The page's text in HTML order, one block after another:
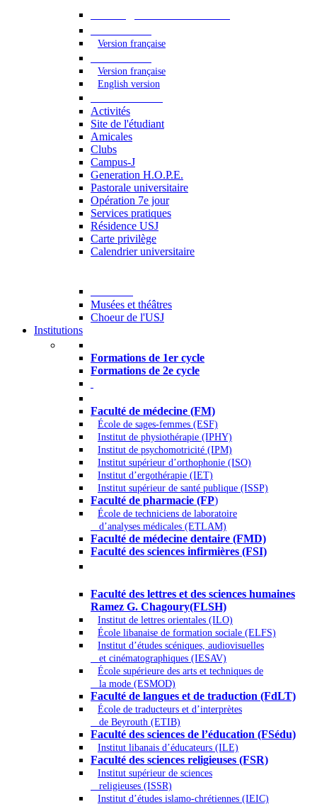
Version française
Version française
English version
Activités
Site de l'étudiant
Amicales
Clubs
Campus-J
Generation H.O.P.E.
Pastorale universitaire
Opération 7e jour
Services pratiques
Résidence USJ
Carte privilège
Calendrier universitaire
Musées et théâtres
Choeur de l'USJ
Institutions
Formations de 1er cycle
Formations de 2e cycle
Faculté de médecine (FM)
École de sages-femmes (ESF)
Institut de physiothérapie (IPHY)
Institut de psychomotricité (IPM)
Institut supérieur d’orthophonie (ISO)
Institut d’ergothérapie (IET)
Institut supérieur de santé publique (ISSP)
Faculté de pharmacie (FP)
École de techniciens de laboratoire
d’analyses médicales (ETLAM)
Faculté de médecine dentaire (FMD)
Faculté des sciences infirmières (FSI)
Faculté des lettres et des sciences humaines
Ramez G. Chagoury(FLSH)
Institut de lettres orientales (ILO)
École libanaise de formation sociale (ELFS)
Institut d’études scéniques, audiovisuelles
et cinématographiques (IESAV)
École supérieure des arts et techniques de
la mode (ESMOD)
Faculté de langues et de traduction (FdLT)
École de traducteurs et d’interprètes
de Beyrouth (ETIB)
Faculté des sciences de l’éducation (FSédu)
Institut libanais d’éducateurs (ILE)
Faculté des sciences religieuses (FSR)
Institut supérieur de sciences
religieuses (ISSR)
Institut d’études islamo-chrétiennes (IEIC)